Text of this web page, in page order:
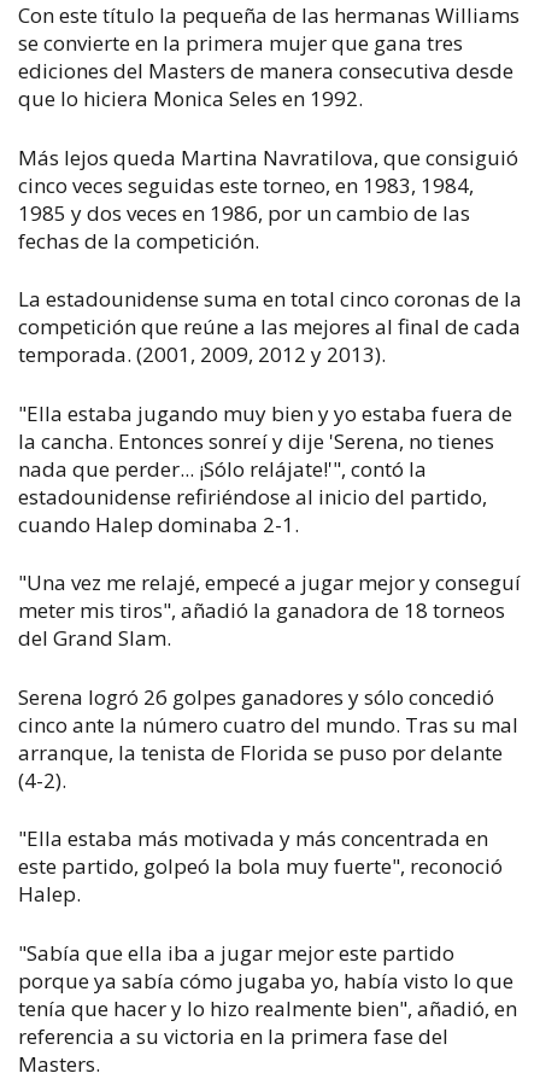
Con este título la pequeña de las hermanas Williams
se convierte en la primera mujer que gana tres
ediciones del Masters de manera consecutiva desde
que lo hiciera Monica Seles en 1992.
Más lejos queda Martina Navratilova, que consiguió
cinco veces seguidas este torneo, en 1983, 1984,
1985 y dos veces en 1986, por un cambio de las
fechas de la competición.
La estadounidense suma en total cinco coronas de la
competición que reúne a las mejores al final de cada
temporada. (2001, 2009, 2012 y 2013).
"Ella estaba jugando muy bien y yo estaba fuera de
la cancha. Entonces sonreí y dije 'Serena, no tienes
nada que perder... ¡Sólo relájate!'", contó la
estadounidense refiriéndose al inicio del partido,
cuando Halep dominaba 2-1.
"Una vez me relajé, empecé a jugar mejor y conseguí
meter mis tiros", añadió la ganadora de 18 torneos
del Grand Slam.
Serena logró 26 golpes ganadores y sólo concedió
cinco ante la número cuatro del mundo. Tras su mal
arranque, la tenista de Florida se puso por delante
(4-2).
"Ella estaba más motivada y más concentrada en
este partido, golpeó la bola muy fuerte", reconoció
Halep.
"Sabía que ella iba a jugar mejor este partido
porque ya sabía cómo jugaba yo, había visto lo que
tenía que hacer y lo hizo realmente bien", añadió, en
referencia a su victoria en la primera fase del
Masters.